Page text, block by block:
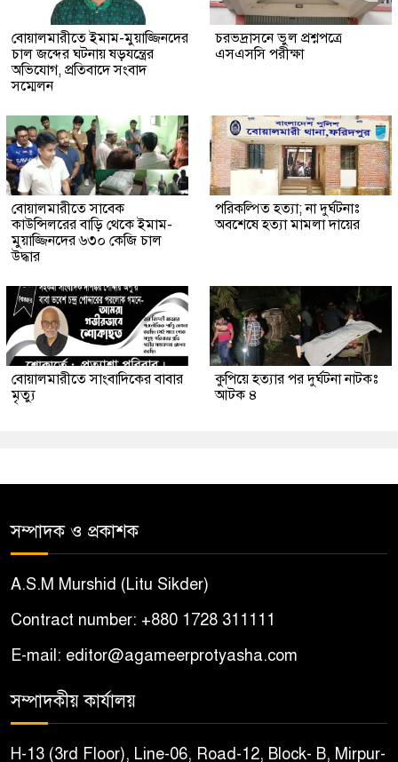
বোয়ালমারীতে ইমাম-মুয়াজ্জিনদের
চাল জব্দের ঘটনায় ষড়যন্ত্রের
অভিযোগ, প্রতিবাদে সংবাদ
সম্মেলন
চরভদ্রাসনে ভুল প্রশ্নপত্রে
এসএসসি পরীক্ষা
বোয়ালমারীতে সাবেক
কাউন্সিলরের বাড়ি থেকে ইমাম-
মুয়াজ্জিনদের ৬৩০ কেজি চাল
উদ্ধার
পরিকল্পিত হত্যা; না দুর্ঘটনাঃ
অবশেষে হত্যা মামলা দায়ের
বোয়ালমারীতে সাংবাদিকের বাবার
মৃত্যু
কুপিয়ে হত্যার পর দুর্ঘটনা নাটকঃ
আটক ৪
সম্পাদক ও প্রকাশক
A.S.M Murshid (Litu Sikder)
Contract number: +880 1728 311111
E-mail: editor@agameerprotyasha.com
সম্পাদকীয় কার্যালয়
H-13 (3rd Floor), Line-06, Road-12, Block- B, Mirpur-